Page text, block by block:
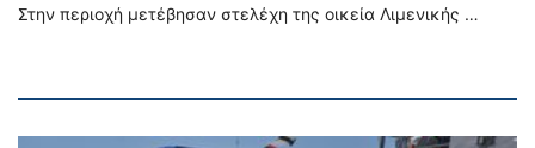
Στην περιοχή μετέβησαν στελέχη της οικεία Λιμενικής …